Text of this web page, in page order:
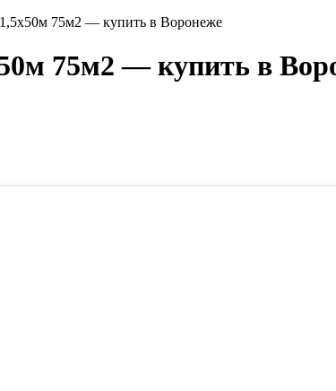
75м2 — купить в Воронеже
75м2 — купить в